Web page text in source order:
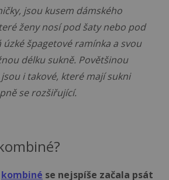
jsou kusem dámského
ženy nosí pod šaty nebo pod
špagetové ramínka a svou
délku sukně. Povětšinou
i takové, které mají sukni
se rozšiřující.
kombiné se nejspíše začala psát